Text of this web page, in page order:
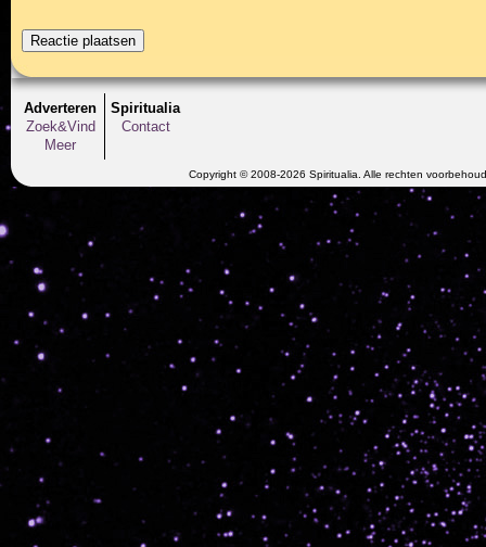
Adverteren
Zoek&Vind
Meer
Spiritualia
Contact
Copyright © 2008-2026 Spiritualia. Alle rechten